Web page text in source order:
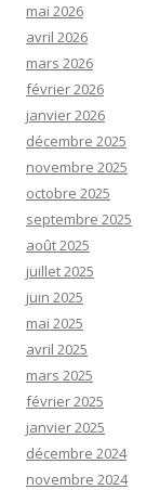
mai 2026
avril 2026
mars 2026
février 2026
janvier 2026
décembre 2025
novembre 2025
octobre 2025
septembre 2025
août 2025
juillet 2025
juin 2025
mai 2025
avril 2025
mars 2025
février 2025
janvier 2025
décembre 2024
novembre 2024